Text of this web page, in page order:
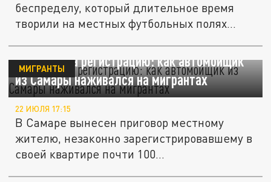
беспределу, который длительное время
творили на местных футбольных полях...
20 тысяч за регистрацию: как автомойщик
из Самары наживался на мигрантах
МИГРАНТЫ
22 ИЮЛЯ 17:15
В Самаре вынесен приговор местному
жителю, незаконно зарегистрировавшему в
своей квартире почти 100...